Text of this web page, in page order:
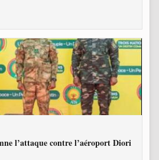
l’attaque contre l’aéroport Diori